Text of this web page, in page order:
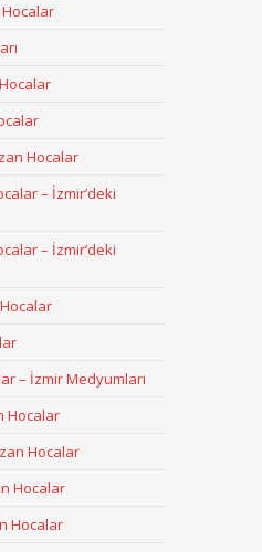
Hocalar
– İzmir’deki
– İzmir’deki
– İzmir Medyumları
Hocalar
Hocalar
Hocalar
Hocalar